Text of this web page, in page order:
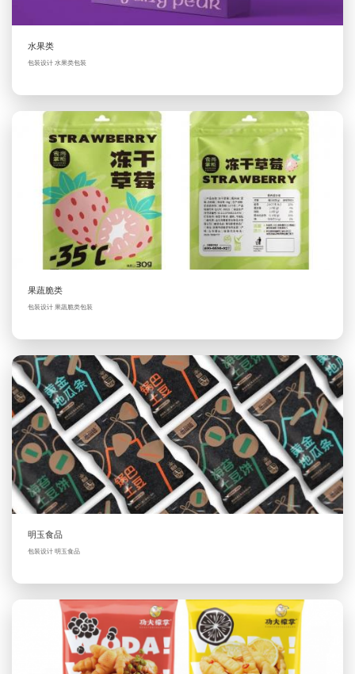
水果类
包装设计 水果类包装
果蔬脆类
包装设计 果蔬脆类包装
明玉食品
包装设计 明玉食品